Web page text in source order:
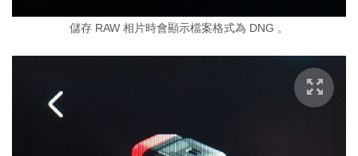
儲存 RAW 相片時會顯示檔案格式為 DNG 。